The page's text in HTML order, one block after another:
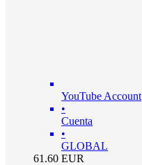
YouTube Account
•
Cuenta
•
GLOBAL
61.60 EUR